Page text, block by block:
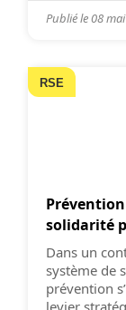
clients
promouvoir
Publié le08
RSE
solidarité
Dans un
système de
prévention
levier